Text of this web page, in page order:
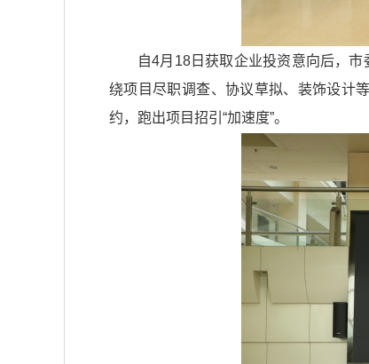
自4月18日获取企业投资意向后，
绕项目尽职调查、协议草拟、装饰设计
约，跑出项目招引“加速度”。